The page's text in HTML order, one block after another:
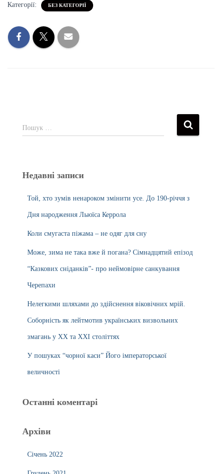
Категорії: БЕЗ КАТЕГОРІЇ
Пошук …
Недавні записи
Той, хто зумів ненароком змінити усе. До 190-річчя з
Дня народження Льюїса Керрола
Коли смугаста піжама – не одяг для сну
Може, зима не така вже й погана? Сімнадцятий епізод
“Казкових сніданків”- про неймовірне санкування
Черепахи
Нелегкими шляхами до здійснення віковічних мрій.
Соборність як лейтмотив українських визвольних
змагань у ХХ та ХХІ століттях
У пошуках “чорної каси” Його імператорської
величності
Останні коментарі
Архіви
Січень 2022